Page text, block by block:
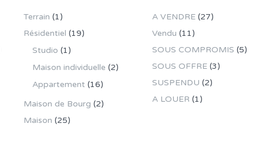
Terrain (1)
Résidentiel (19)
Studio (1)
Maison individuelle (2)
Appartement (16)
Maison de Bourg (2)
Maison (25)
A VENDRE (27)
Vendu (11)
SOUS COMPROMIS (5)
SOUS OFFRE (3)
SUSPENDU (2)
A LOUER (1)